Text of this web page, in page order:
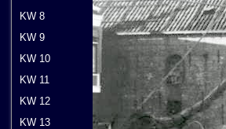
KW 8
KW 9
KW 10
KW 11
KW 12
KW 13